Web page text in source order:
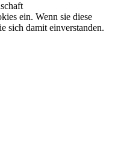
ein. Wenn sie diese
sich damit einverstanden.